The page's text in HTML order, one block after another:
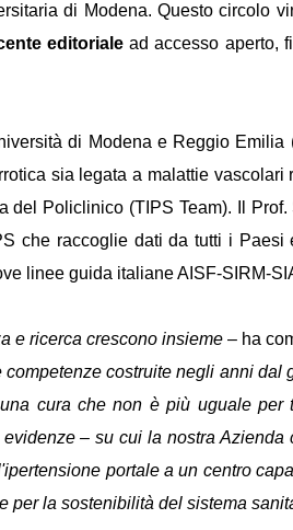
di Modena. Questo circolo
editorialead accesso aperto,
di Modena e Reggio
sia legata a malattie vascolari
Policlinico (TIPS Team). Il
che raccoglie dati da tutti i
linee guida italiane AISF-SIRM-
e ricerca crescono insieme – ha
costruite negli anni dal
cura che non è più uguale per
– su cui la nostra Azienda
portale a un centro
per la sostenibilità del sistema